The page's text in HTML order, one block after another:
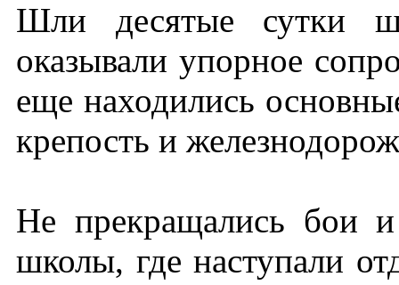
Шли десятые сутки
оказывали упорное
еще находились
крепость и
Не прекращались бои
школы, где наступали